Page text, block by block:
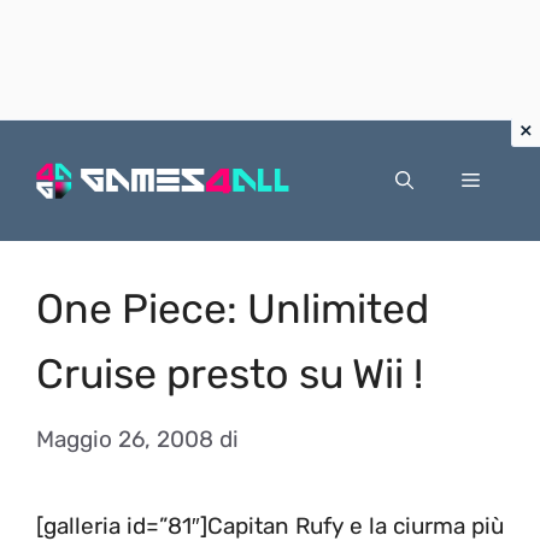
Menu
One Piece: Unlimited
Cruise presto su Wii !
Maggio 26, 2008 di
[galleria id=”81″]Capitan Rufy e la ciurma più